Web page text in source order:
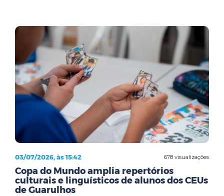
678 visualizações
03/07/2026, às 15:42
Copa do Mundo amplia repertórios
culturais e linguísticos de alunos dos CEUs
de Guarulhos